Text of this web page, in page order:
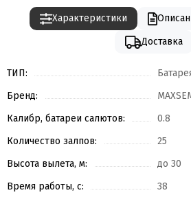
Характеристики
Доставка
ТИП:
Бренд:
Калибр, батареи салютов:
0.8
Количество залпов:
25
Высота вылета, м:
до 30
Время работы, с:
38